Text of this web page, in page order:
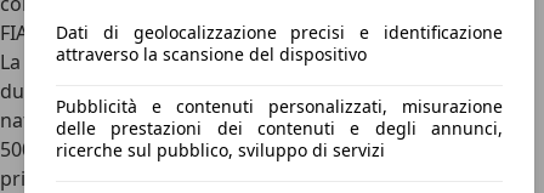
Dati di geolocalizzazione precisi e identificazione
attraverso la scansione del dispositivo
Pubblicità e contenuti personalizzati, misurazione
delle prestazioni dei contenuti e degli annunci,
ricerche sul pubblico, sviluppo di servizi
FIAT 500e
La più conosciuta tra le citycar elettriche del 2026 è senza
dubbio la
nata nel 1957 e rinata con l’ancora amata e gettonata FIAT
500 del 2007, per la sua terza rinascita 500 è diventata la
prima elettrica prodotta in grande serie dalla Casa del